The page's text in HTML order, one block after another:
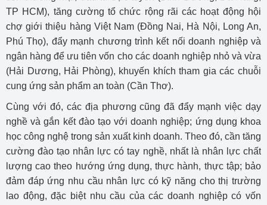
TP HCM), tăng cường tổ chức rộng rãi các hoạt động hội
chợ giới thiệu hàng Việt Nam (Đồng Nai, Hà Nội, Long An,
Phú Thọ), đẩy mạnh chương trình kết nối doanh nghiệp và
ngân hàng để ưu tiên vốn cho các doanh nghiệp nhỏ và vừa
(Hải Dương, Hải Phòng), khuyến khích tham gia các chuỗi
cung ứng sản phẩm an toàn (Cần Thơ).
Cùng với đó, các địa phương cũng đã đẩy mạnh việc dạy
nghề và gắn kết đào tạo với doanh nghiệp; ứng dụng khoa
học công nghệ trong sản xuất kinh doanh. Theo đó, cần tăng
cường đào tạo nhân lực có tay nghề, nhất là nhân lực chất
lượng cao theo hướng ứng dụng, thực hành, thực tập; bảo
đảm đáp ứng nhu cầu nhân lực có kỹ năng cho thị trường
lao động, đặc biệt nhu cầu của các doanh nghiệp có vốn